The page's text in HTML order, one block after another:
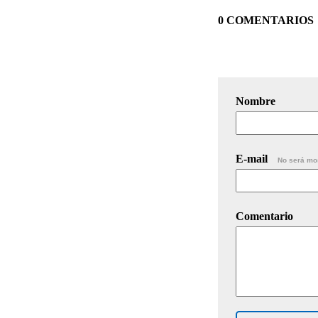
0 COMENTARIOS
Nombre
E-mail No será
Comentario